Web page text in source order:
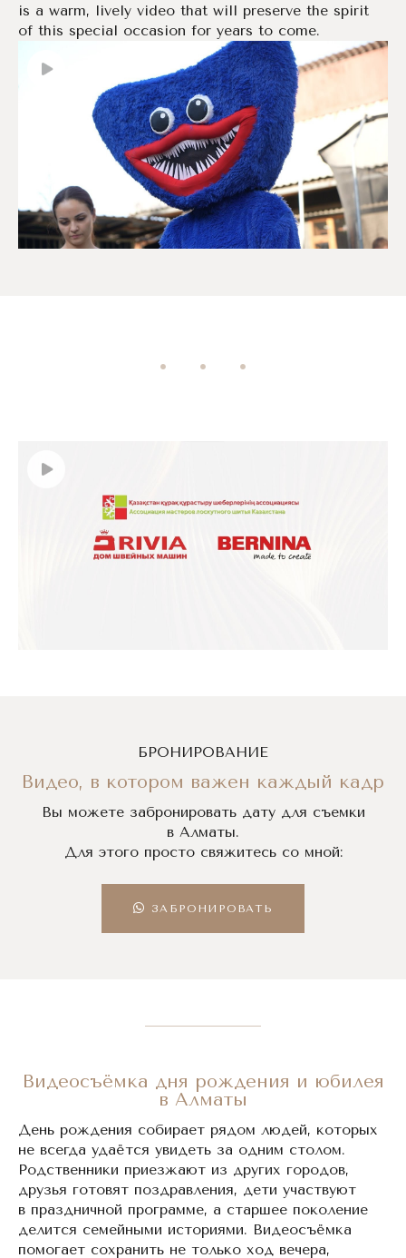
is a warm, lively video that will preserve the spirit
of this special occasion for years to come.
БРОНИРОВАНИЕ
Видео, в котором важен каждый кадр
Вы можете забронировать дату для съемки
в Алматы.
Для этого просто свяжитесь со мной:
ЗАБРОНИРОВАТЬ
Видеосъёмка дня рождения и юбилея
в Алматы
День рождения собирает рядом людей, которых
не всегда удаётся увидеть за одним столом.
Родственники приезжают из других городов,
друзья готовят поздравления, дети участвуют
в праздничной программе, а старшее поколение
делится семейными историями. Видеосъёмка
помогает сохранить не только ход вечера,